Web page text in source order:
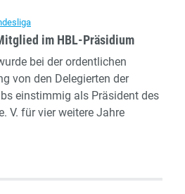
im HBL-Präsidium
bei der ordentlichen
von den Delegierten der
einstimmig als Präsident des
V. für vier weitere Jahre